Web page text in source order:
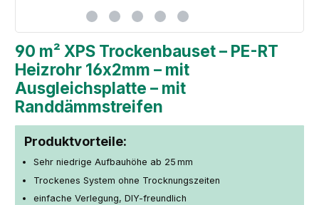
90 m² XPS Trockenbauset – PE-RT
Heizrohr 16x2mm – mit
Ausgleichsplatte – mit
Randdämmstreifen
Produktvorteile:
Sehr niedrige Aufbauhöhe ab 25 mm
Trockenes System ohne Trocknungszeiten
einfache Verlegung, DIY-freundlich